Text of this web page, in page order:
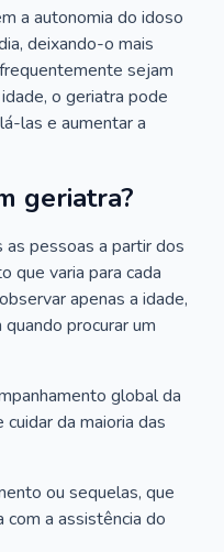
a autonomia do idoso
deixando-o mais
sejam
o geriatra pode
las e aumentar a
geriatra?
pessoas a partir dos
que varia para cada
apenas a idade,
procurar um
global da
da maioria das
ou sequelas, que
com a assistência do